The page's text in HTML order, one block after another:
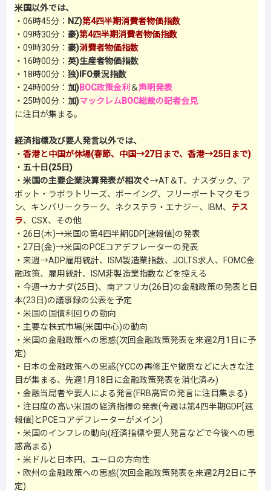
米国以外では、
・06時45分： NZ)第4四半期消費者物価指数
・09時30分： 豪)第4四半期消費者物価指数
・09時30分： 豪)消費者物価指数
・16時00分： 英)生産者物価指数
・18時00分： 独)IFO景況指数
・24時00分： 加)BOC政策金利 ＆声明発表
・25時00分： 加)マックレムBOC総裁の記者会見
に注目が集まる。
経済指標及び要人発言以外では、
・ 香港と中国が休場(春節、中国→27日まで、香港→25日まで)
・ 五十日(25日)
・ 米国の主要企業決算発表が相次ぐ→AT＆T、ナスダック、ア
ボット・ラボラトリーズ、ボーイング、フリーポートマクモラ
ン、キンバリークラーク、ネクステラ・エナジー、IBM、 テス
ラ、CSX、その他
・26日(木)→米国の第4四半期GDP[速報値]の発表
・27日(金)→米国のPCEコアデフレーターの発表
・来週→ADP雇用統計、ISM製造業指数、JOLTS求人、FOMC金
融政策、雇用統計、ISM非製造業指数などを控える
・今週→カナダ(25日)、南アフリカ(26日)の金融政策の発表と日
本(23日)の議事録の公表を予定
・米国の国債利回りの動向
・主要な株式市場(米国中心)の動向
・米国の金融政策への思惑(次回金融政策発表を来週2月1日に予
定)
・日本の金融政策への思惑(YCCの再修正や撤廃などに大きな注
目が集まる、先週1月18日に金融政策発表を消化済み)
・金融当局者や要人による発言(FRB高官の発言に注目集まる)
・注目度の高い米国の経済指標の発表(今週は第4四半期GDP[速
報値]とPCEコアデフレーターがメイン)
・米国のインフレの動向(経済指標や要人発言などで今後への思
惑高まる)
・米ドルと日本円、ユーロの方向性
・欧州の金融政策への思惑(次回金融政策発表を来週2月2日に予
定)